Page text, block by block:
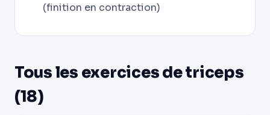
(finition en contraction)
Tous les exercices de triceps
(18)